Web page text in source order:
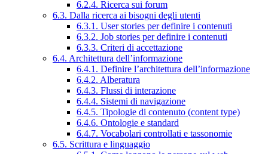
6.2.4. Ricerca sui forum
6.3. Dalla ricerca ai bisogni degli utenti
6.3.1. User stories per definire i contenuti
6.3.2. Job stories per definire i contenuti
6.3.3. Criteri di accettazione
6.4. Architettura dell’informazione
6.4.1. Definire l’architettura dell’informazione
6.4.2. Alberatura
6.4.3. Flussi di interazione
6.4.4. Sistemi di navigazione
6.4.5. Tipologie di contenuto (content type)
6.4.6. Ontologie e standard
6.4.7. Vocabolari controllati e tassonomie
6.5. Scrittura e linguaggio